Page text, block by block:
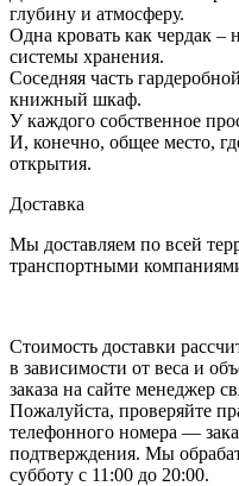
глубину и атмосферу.
Одна кровать как чердак –
системы хранения.
Соседняя часть
книжный шкаф.
У каждого собственное
И, конечно, общее место,
открытия.
Доставка
Мы доставляем по всей
транспортными
Стоимость доставки
в зависимости от веса и
заказа на сайте менеджер
Пожалуйста, проверяйте
телефонного номера —
подтверждения. Мы
субботу с 11:00 до 20:00.